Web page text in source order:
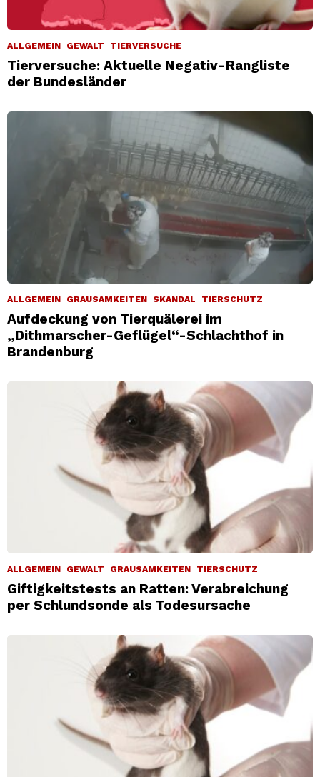
ALLGEMEIN GEWALT TIERVERSUCHE
Tierversuche: Aktuelle Negativ-Rangliste
der Bundesländer
ALLGEMEIN GRAUSAMKEITEN SKANDAL TIERSCHUTZ
Aufdeckung von Tierquälerei im
„Dithmarscher-Geflügel“-Schlachthof in
Brandenburg
ALLGEMEIN GEWALT GRAUSAMKEITEN TIERSCHUTZ
Giftigkeitstests an Ratten: Verabreichung
per Schlundsonde als Todesursache